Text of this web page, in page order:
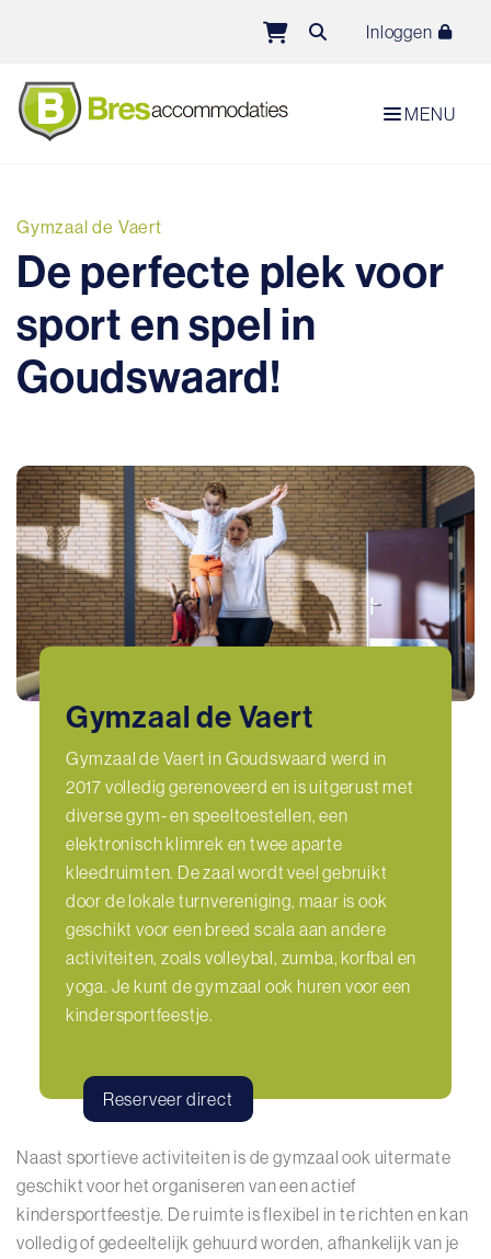
Inloggen
MENU
Gymzaal de Vaert
De perfecte plek voor
sport en spel in
Goudswaard!
Gymzaal de Vaert
Gymzaal de Vaert in Goudswaard werd in
2017 volledig gerenoveerd en is uitgerust met
diverse gym- en speeltoestellen, een
elektronisch klimrek en twee aparte
kleedruimten. De zaal wordt veel gebruikt
door de lokale turnvereniging, maar is ook
geschikt voor een breed scala aan andere
activiteiten, zoals volleybal, zumba, korfbal en
yoga. Je kunt de gymzaal ook huren voor een
kindersportfeestje.
Reserveer direct
Naast sportieve activiteiten is de gymzaal ook uitermate
geschikt voor het organiseren van een actief
kindersportfeestje. De ruimte is flexibel in te richten en kan
volledig of gedeeltelijk gehuurd worden, afhankelijk van je